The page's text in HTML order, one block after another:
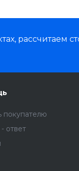
рассчитаем
покупателю
ответ